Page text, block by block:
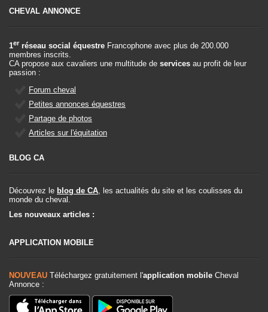
CHEVAL ANNONCE
1er réseau social équestre Francophone avec plus de 200.000
membres inscrits.
CA propose aux cavaliers une multitude de services au profit de leur
passion :
Forum cheval
Petites annonces équestres
Partage de photos
Articles sur l'équitation
BLOG CA
Découvrez le blog de CA, les actualités du site et les coulisses du
monde du cheval.
Les nouveaux articles :
APPLICATION MOBILE
NOUVEAU Téléchargez gratuitement l'application mobile Cheval
Annonce :